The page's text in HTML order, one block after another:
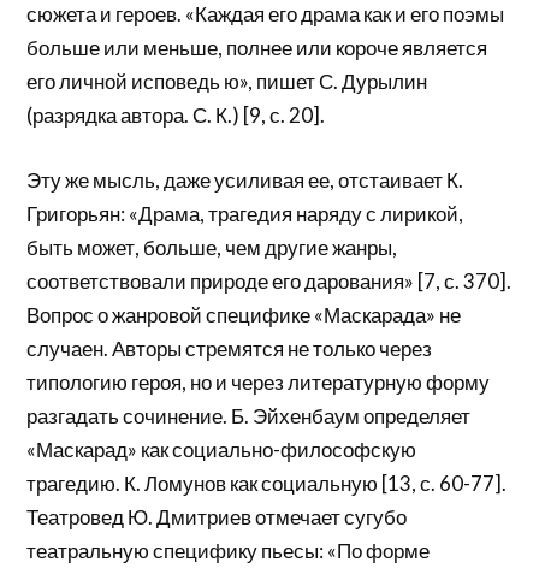
сюжета и героев. «Каждая его драма как и его поэмы
больше или меньше, полнее или короче является
его личной исповедь ю», пишет С. Дурылин
(разрядка автора. С. К.) [9, с. 20].
Эту же мысль, даже усиливая ее, отстаивает К.
Григорьян: «Драма, трагедия наряду с лирикой,
быть может, больше, чем другие жанры,
соответствовали природе его дарования» [7, с. 370].
Вопрос о жанровой специфике «Маскарада» не
случаен. Авторы стремятся не только через
типологию героя, но и через литературную форму
разгадать сочинение. Б. Эйхенбаум определяет
«Маскарад» как социально-философскую
трагедию. К. Ломунов как социальную [13, с. 60-77].
Театровед Ю. Дмитриев отмечает сугубо
театральную специфику пьесы: «По форме